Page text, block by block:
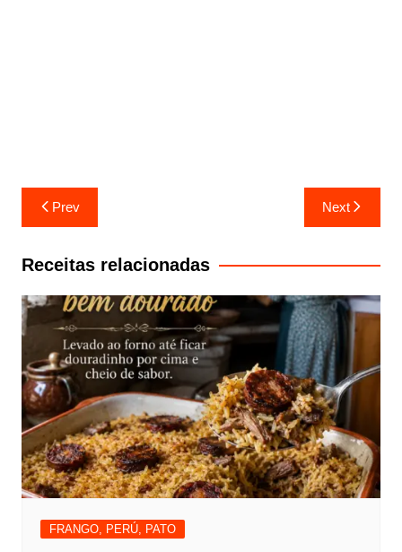
Navegação
de
artigos
Prev Next
Receitas relacionadas
FRANGO, PERÚ, PATO